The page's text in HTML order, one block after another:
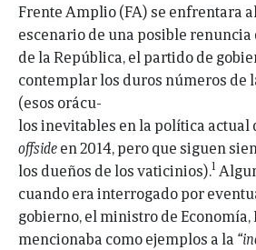
Frente Amplio (FA) se enfrentara
escenario de una posible
de la República, el partido de
contemplar los duros números de
(esos orácu-
los inevitables en la política actual
offsideen 2014, pero que siguen
los dueños de los vaticinios). 1
cuando era interrogado por
gobierno, el ministro de Economía,
mencionaba como ejemplos a la